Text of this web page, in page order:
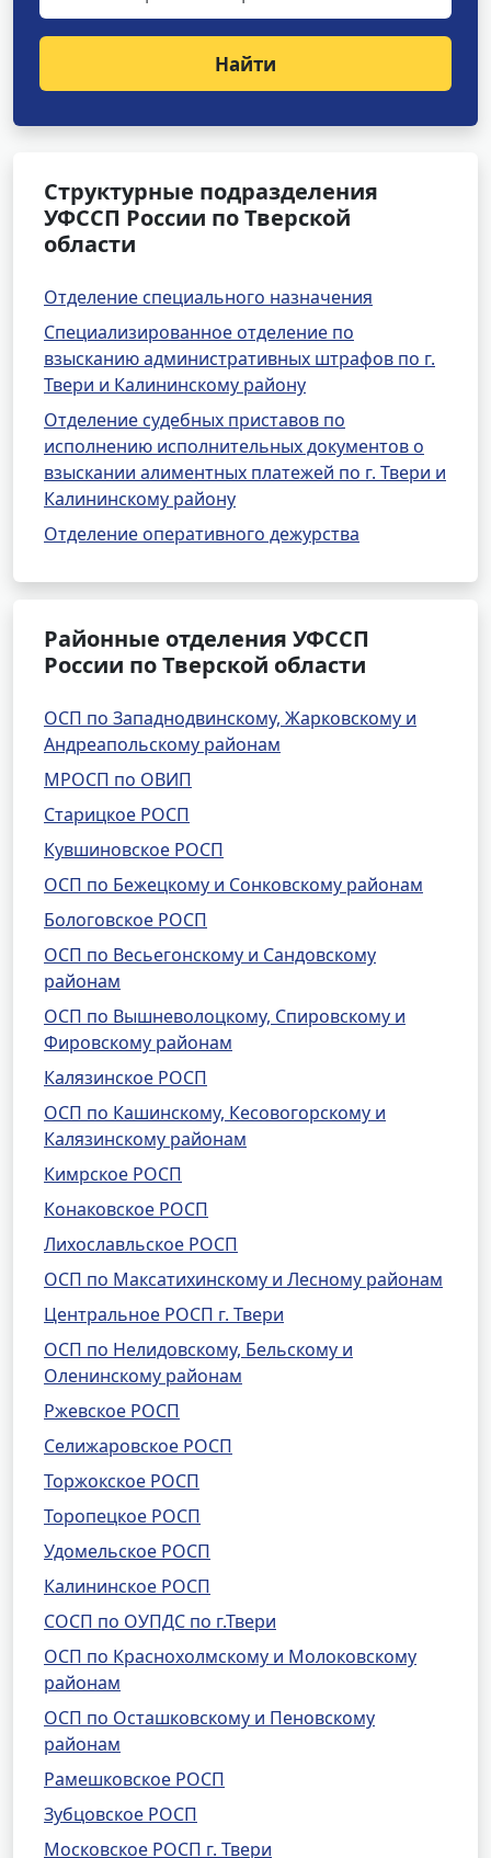
Найти
Структурные подразделения
УФССП России по Тверской
области
Отделение специального назначения
Специализированное отделение по
взысканию административных штрафов по г.
Твери и Калининскому району
Отделение судебных приставов по
исполнению исполнительных документов о
взыскании алиментных платежей по г. Твери и
Калининскому району
Отделение оперативного дежурства
Районные отделения УФССП
России по Тверской области
ОСП по Западнодвинскому, Жарковскому и
Андреапольскому районам
МРОСП по ОВИП
Старицкое РОСП
Кувшиновское РОСП
ОСП по Бежецкому и Сонковскому районам
Бологовское РОСП
ОСП по Весьегонскому и Сандовскому
районам
ОСП по Вышневолоцкому, Спировскому и
Фировскому районам
Калязинское РОСП
ОСП по Кашинскому, Кесовогорскому и
Калязинскому районам
Кимрское РОСП
Конаковское РОСП
Лихославльское РОСП
ОСП по Максатихинскому и Лесному районам
Центральное РОСП г. Твери
ОСП по Нелидовскому, Бельскому и
Оленинскому районам
Ржевское РОСП
Селижаровское РОСП
Торжокское РОСП
Торопецкое РОСП
Удомельское РОСП
Калининское РОСП
СОСП по ОУПДС по г.Твери
ОСП по Краснохолмскому и Молоковскому
районам
ОСП по Осташковскому и Пеновскому
районам
Рамешковское РОСП
Зубцовское РОСП
Московское РОСП г. Твери